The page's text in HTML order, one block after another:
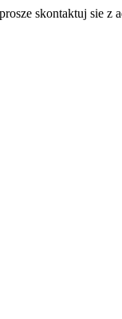
skontaktuj sie z